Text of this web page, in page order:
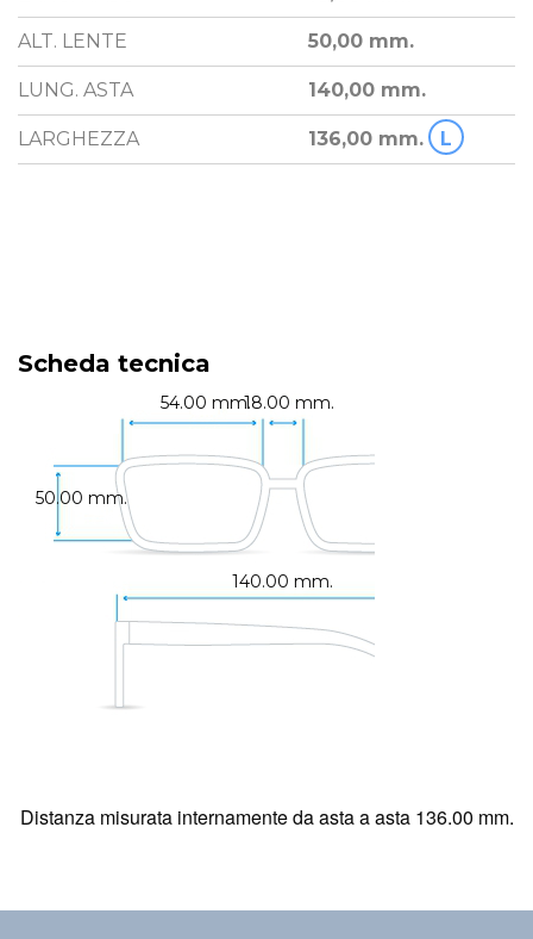
ALT. LENTE 50,00 mm.
LUNG. ASTA 140,00 mm.
LARGHEZZA 136,00 mm. L
Scheda tecnica
54.00 mm.18.00 mm.
140.00 mm.
50.00 mm.
Distanza misurata internamente da asta a asta 136.00 mm.